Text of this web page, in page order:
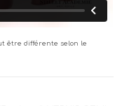
être différente selon le